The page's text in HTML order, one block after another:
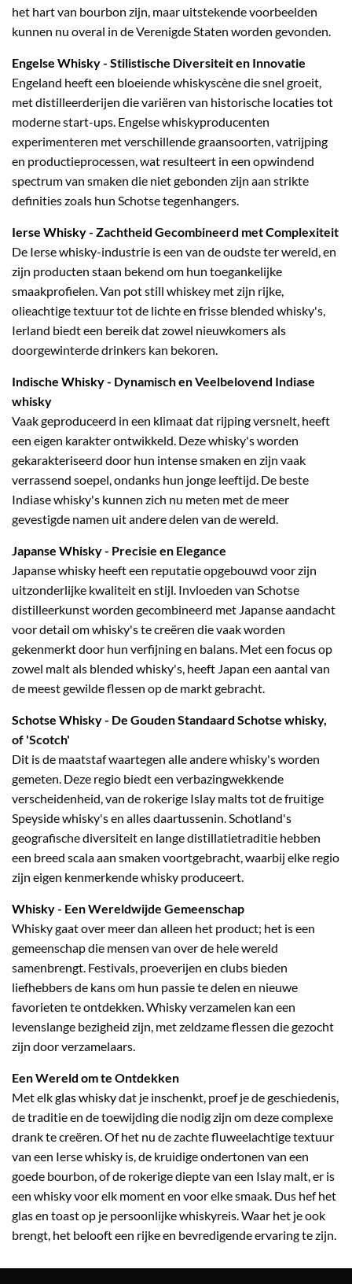
het hart van bourbon zijn, maar uitstekende voorbeelden
kunnen nu overal in de Verenigde Staten worden gevonden.
Engelse Whisky- Stilistische Diversiteit en Innovatie
Engeland heeft een bloeiende whiskyscène die snel groeit,
met distilleerderijen die variëren van historische locaties tot
moderne start-ups. Engelse whiskyproducenten
experimenteren met verschillende graansoorten, vatrijping
en productieprocessen, wat resulteert in een opwindend
spectrum van smaken die niet gebonden zijn aan strikte
definities zoals hun Schotse tegenhangers.
Ierse Whisky- Zachtheid Gecombineerd met Complexiteit
De Ierse whisky-industrie is een van de oudste ter wereld, en
zijn producten staan bekend om hun toegankelijke
smaakprofielen. Van pot still whiskey met zijn rijke,
olieachtige textuur tot de lichte en frisse blended whisky's,
Ierland biedt een bereik dat zowel nieuwkomers als
doorgewinterde drinkers kan bekoren.
Indische Whisky- Dynamisch en Veelbelovend Indiase
whisky
Vaak geproduceerd in een klimaat dat rijping versnelt, heeft
een eigen karakter ontwikkeld. Deze whisky's worden
gekarakteriseerd door hun intense smaken en zijn vaak
verrassend soepel, ondanks hun jonge leeftijd. De beste
Indiase whisky's kunnen zich nu meten met de meer
gevestigde namen uit andere delen van de wereld.
Japanse Whisky- Precisie en Elegance
Japanse whisky heeft een reputatie opgebouwd voor zijn
uitzonderlijke kwaliteit en stijl. Invloeden van Schotse
distilleerkunst worden gecombineerd met Japanse aandacht
voor detail om whisky's te creëren die vaak worden
gekenmerkt door hun verfijning en balans. Met een focus op
zowel malt als blended whisky's, heeft Japan een aantal van
de meest gewilde flessen op de markt gebracht.
Schotse Whisky- De Gouden Standaard Schotse whisky,
of 'Scotch'
Dit is de maatstaf waartegen alle andere whisky's worden
gemeten. Deze regio biedt een verbazingwekkende
verscheidenheid, van de rokerige Islay malts tot de fruitige
Speyside whisky's en alles daartussenin. Schotland's
geografische diversiteit en lange distillatietraditie hebben
een breed scala aan smaken voortgebracht, waarbij elke regio
zijn eigen kenmerkende whisky produceert.
Whisky- Een Wereldwijde Gemeenschap
Whisky gaat over meer dan alleen het product; het is een
gemeenschap die mensen van over de hele wereld
samenbrengt. Festivals, proeverijen en clubs bieden
liefhebbers de kans om hun passie te delen en nieuwe
favorieten te ontdekken. Whisky verzamelen kan een
levenslange bezigheid zijn, met zeldzame flessen die gezocht
zijn door verzamelaars.
Een Wereld om te Ontdekken
Met elkglas whiskydat je inschenkt, proef je de geschiedenis,
de traditie en de toewijding die nodig zijn om deze complexe
drank te creëren. Of het nu de zachte fluweelachtige textuur
van een Ierse whisky is, de kruidige ondertonen van een
goede bourbon, of de rokerige diepte van een Islay malt, er is
een whisky voor elk moment en voor elke smaak. Dus hef het
glas en toast op je persoonlijke whiskyreis. Waar het je ook
brengt, het belooft een rijke en bevredigende ervaring te zijn.